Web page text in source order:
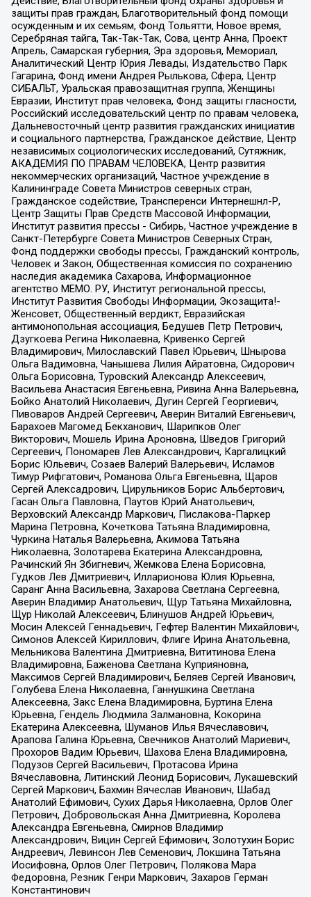
защиты прав граждан, Благотворительный фонд помощи
осужденным и их семьям, Фонд Тольятти, Новое время,
Серебряная тайга, Так-Так-Так, Сова, центр Анна, Проект
Апрель, Самарская губерния, Эра здоровья, Мемориал,
Аналитический Центр Юрия Левады, Издательство Парк
Гагарина, Фонд имени Андрея Рылькова, Сфера, Центр
СИБАЛЬТ, Уральская правозащитная группа, Женщины
Евразии, Институт прав человека, Фонд защиты гласности,
Российский исследовательский центр по правам человека,
Дальневосточный центр развития гражданских инициатив
и социального партнерства, Гражданское действие, Центр
независимых социологических исследований, Сутяжник,
АКАДЕМИЯ ПО ПРАВАМ ЧЕЛОВЕКА, Центр развития
некоммерческих организаций, Частное учреждение в
Калининграде Совета Министров северных стран,
Гражданское содействие, Трансперенси Интернешнл-Р,
Центр Защиты Прав Средств Массовой Информации,
Институт развития прессы - Сибирь, Частное учреждение в
Санкт-Петербурге Совета Министров Северных Стран,
Фонд поддержки свободы прессы, Гражданский контроль,
Человек и Закон, Общественная комиссия по сохранению
наследия академика Сахарова, Информационное
агентство МЕМО. РУ, Институт региональной прессы,
Институт Развития Свободы Информации, Экозащита!-
Женсовет, Общественный вердикт, Евразийская
антимонопольная ассоциация, Бедушев Петр Петрович,
Дзугкоева Регина Николаевна, Кривенко Сергей
Владимирович, Милославский Павел Юрьевич, Шнырова
Ольга Вадимовна, Чанышева Лилия Айратовна, Сидорович
Ольга Борисовна, Туровский Александр Алексеевич,
Васильева Анастасия Евгеньевна, Ривина Анна Валерьевна,
Бойко Анатолий Николаевич, Дугин Сергей Георгиевич,
Пивоваров Андрей Сергеевич, Аверин Виталий Евгеньевич,
Барахоев Магомед Бекханович, Шарипков Олег
Викторович, Мошель Ирина Ароновна, Шведов Григорий
Сергеевич, Пономарев Лев Александрович, Каргалицкий
Борис Юльевич, Созаев Валерий Валерьевич, Исламов
Тимур Рифгатович, Романова Ольга Евгеньевна, Щаров
Сергей Алексадрович, Цирульников Борис Альбертович,
Гасан Ольга Павловна, Паутов Юрий Анатольевич,
Верховский Александр Маркович, Пислакова-Паркер
Марина Петровна, Кочеткова Татьяна Владимировна,
Чуркина Наталья Валерьевна, Акимова Татьяна
Николаевна, Золотарева Екатерина Александровна,
Рачинский Ян Збигневич, Жемкова Елена Борисовна,
Гудков Лев Дмитриевич, Илларионова Юлия Юрьевна,
Саранг Анна Васильевна, Захарова Светлана Сергеевна,
Аверин Владимир Анатольевич, Щур Татьяна Михайловна,
Щур Николай Алексеевич, Блинушов Андрей Юрьевич,
Мосин Алексей Геннадьевич, Гефтер Валентин Михайлович,
Симонов Алексей Кириллович, Флиге Ирина Анатольевна,
Мельникова Валентина Дмитриевна, Вититинова Елена
Владимировна, Баженова Светлана Куприяновна,
Максимов Сергей Владимирович, Беляев Сергей Иванович,
Голубева Елена Николаевна, Ганнушкина Светлана
Алексеевна, Закс Елена Владимировна, Буртина Елена
Юрьевна, Гендель Людмила Залмановна, Кокорина
Екатерина Алексеевна, Шуманов Илья Вячеславович,
Арапова Галина Юрьевна, Свечников Анатолий Мариевич,
Прохоров Вадим Юрьевич, Шахова Елена Владимировна,
Подузов Сергей Васильевич, Протасова Ирина
Вячеславовна, Литинский Леонид Борисович, Лукашевский
Сергей Маркович, Бахмин Вячеслав Иванович, Шабад
Анатолий Ефимович, Сухих Дарья Николаевна, Орлов Олег
Петрович, Добровольская Анна Дмитриевна, Королева
Александра Евгеньевна, Смирнов Владимир
Александрович, Вицин Сергей Ефимович, Золотухин Борис
Андреевич, Левинсон Лев Семенович, Локшина Татьяна
Иосифовна, Орлов Олег Петрович, Полякова Мара
Федоровна, Резник Генри Маркович, Захаров Герман
Константинович